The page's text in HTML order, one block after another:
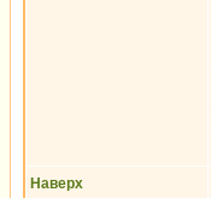
Наверх